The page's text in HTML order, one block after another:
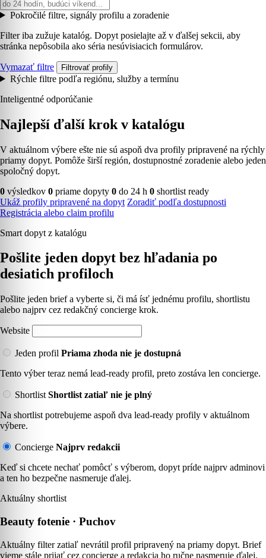
Pokročilé filtre, signály profilu a zoradenie
Filter iba zužuje katalóg. Dopyt posielajte až v ďalšej sekcii, aby
stránka nepôsobila ako séria nesúvisiacich formulárov.
Vymazať filtre Filtrovať profily
Rýchle filtre podľa regiónu, služby a termínu
Inteligentné odporúčanie
Najlepší ďalší krok v katalógu
V aktuálnom výbere ešte nie sú aspoň dva profily pripravené na rýchly
priamy dopyt. Pomôže širší región, dostupnostné zoradenie alebo jeden
spoločný dopyt.
0 výsledkov 0 priame dopyty 0 do 24 h 0 shortlist ready
Ukáž profily pripravené na dopyt Zoradiť podľa dostupnosti
Registrácia alebo claim profilu
Smart dopyt z katalógu
Pošlite jeden dopyt bez hľadania po
desiatich profiloch
Pošlite jeden brief a vyberte si, či má ísť jednému profilu, shortlistu
alebo najprv cez redakčný concierge krok.
Website
Jeden profil Priama zhoda nie je dostupná
Tento výber teraz nemá lead-ready profil, preto zostáva len concierge.
Shortlist Shortlist zatiaľ nie je plný
Na shortlist potrebujeme aspoň dva lead-ready profily v aktuálnom
výbere.
Concierge Najprv redakcii
Keď si chcete nechať pomôcť s výberom, dopyt príde najprv adminovi
a ten ho bezpečne nasmeruje ďalej.
Aktuálny shortlist
Beauty fotenie · Puchov
Aktuálny filter zatiaľ nevrátil profil pripravený na priamy dopyt. Brief
vieme stále prijať cez concierge a redakcia ho ručne nasmeruje ďalej.